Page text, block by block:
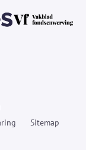
Sitemap